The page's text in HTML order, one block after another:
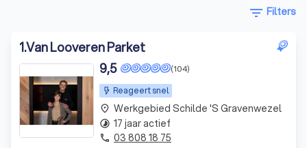
filter_list Filters
1.Van Looveren Parket
Reageert snel
(104)
9,5
place Werkgebied Schilde 's Gravenwezel
timelapse 17 jaar actief
phone 03 808 18 75